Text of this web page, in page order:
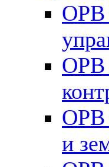
ОРВ
ОРВ
ОРВ
и